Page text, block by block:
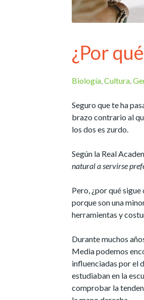
¿Por
Biología Cultura
Seguro que te ha
brazo contrario al
los dos es zurdo.
Según la Real
natural a servirse
Pero, ¿por qué
porque son una
herramientas y
Durante muchos
Media podemos
influenciadas por el
estudiaban en la
comprobar la